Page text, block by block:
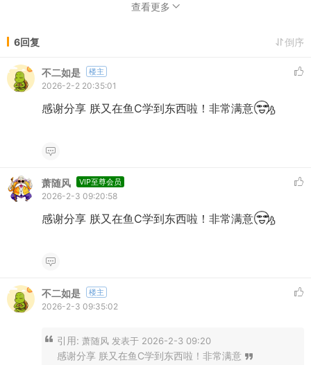
查看更多
6回复 倒序
不二如是 楼主
2026-2-2 20:35:01
感谢分享 朕又在鱼C学到东西啦！非常满意
萧随风 VIP至尊会员
2026-2-3 09:20:58
感谢分享 朕又在鱼C学到东西啦！非常满意
不二如是 楼主
2026-2-3 09:35:02
引用: 萧随风 发表于 2026-2-3 09:20
感谢分享 朕又在鱼C学到东西啦！非常满意